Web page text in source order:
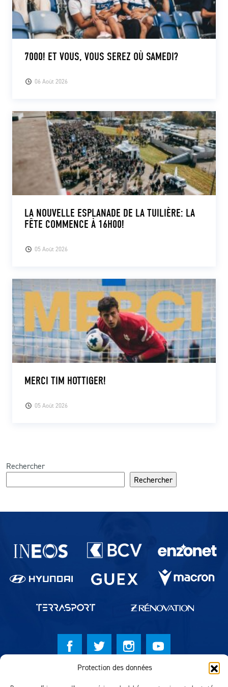
Protection des données
06 Août 2026
7000! ET VOUS, VOUS SEREZ OÙ SAMEDI?
05 Août 2026
LA NOUVELLE ESPLANADE DE LA TUILIÈRE: LA
FÊTE COMMENCE À 16H00!
05 Août 2026
MERCI TIM HOTTIGER!
Rechercher
Rechercher
Partenaires du lausanne-Sport